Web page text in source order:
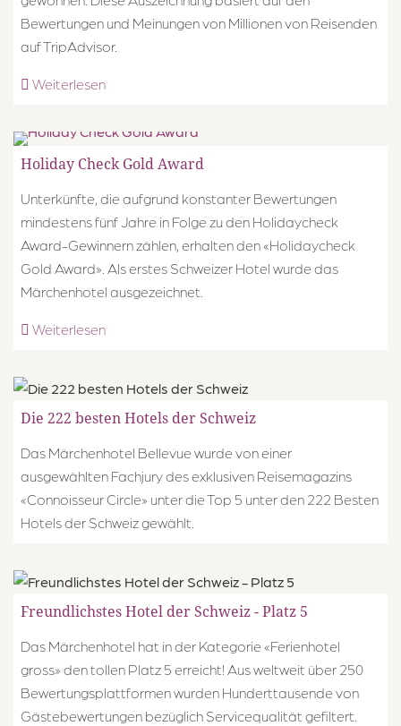
Bewertungen und Meinungen von Millionen von Reisenden
auf TripAdvisor.
Weiterlesen
Holiday Check Gold Award
Unterkünfte, die aufgrund konstanter Bewertungen
mindestens fünf Jahre in Folge zu den Holidaycheck
Award-Gewinnern zählen, erhalten den «Holidaycheck
Gold Award». Als erstes Schweizer Hotel wurde das
Märchenhotel ausgezeichnet.
Weiterlesen
Die 222 besten Hotels der Schweiz
Das Märchenhotel Bellevue wurde von einer
ausgewählten Fachjury des exklusiven Reisemagazins
«Connoisseur Circle» unter die Top 5 unter den 222 Besten
Hotels der Schweiz gewählt.
Freundlichstes Hotel der Schweiz - Platz 5
Das Märchenhotel hat in der Kategorie «Ferienhotel
gross» den tollen Platz 5 erreicht! Aus weltweit über 250
Bewertungsplattformen wurden Hunderttausende von
Gästebewertungen bezüglich Servicequalität gefiltert.